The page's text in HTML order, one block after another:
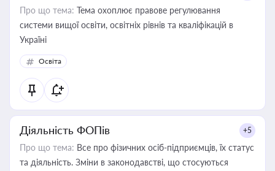
Про що тема: Тема охоплює правове регулювання
системи вищої освіти, освітніх рівнів та кваліфікацій в
Україні
Освіта
Діяльність ФОПів +5
Про що тема: Все про фізичних осіб-підприємців, їх статус
та діяльність. Зміни в законодавстві, що стосуються